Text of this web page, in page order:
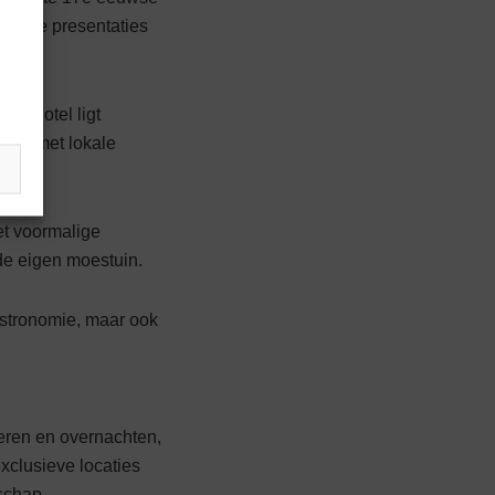
presen­taties
hotel ligt
met lokale
voormalige
eigen moestuin.
maar ook
en overnachten,
locaties